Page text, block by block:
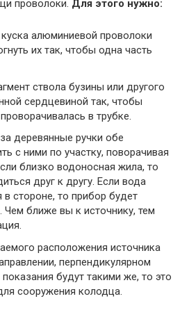
проволоки. Для этого нужно:
алюминиевой проволоки
их так, чтобы одна часть
ствола бузины или другого
сердцевиной так, чтобы
в трубке.
деревянные ручки обе
с ними по участку, поворачивая
близко водоносная жила, то
друг к другу. Если вода
в стороне, то прибор будет
Чем ближе вы к источнику, тем
расположения источника
перпендикулярном
будут такими же, то это
сооружения колодца.